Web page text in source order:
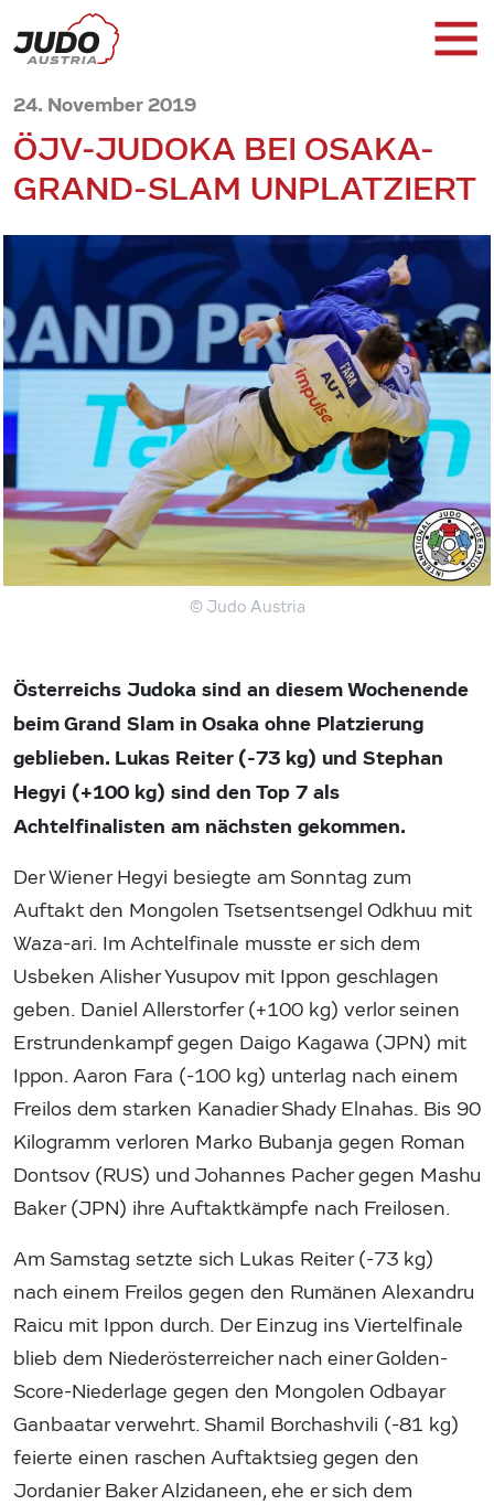
24. November 2019
ÖJV-JUDOKA BEI OSAKA-
GRAND-SLAM UNPLATZIERT
© Judo Austria
Österreichs Judoka sind an diesem Wochenende
beim Grand Slam in Osaka ohne Platzierung
geblieben. Lukas Reiter (-73 kg) und Stephan
Hegyi (+100 kg) sind den Top 7 als
Achtelfinalisten am nächsten gekommen.
Der Wiener Hegyi besiegte am Sonntag zum
Auftakt den Mongolen Tsetsentsengel Odkhuu mit
Waza-ari. Im Achtelfinale musste er sich dem
Usbeken Alisher Yusupov mit Ippon geschlagen
geben. Daniel Allerstorfer (+100 kg) verlor seinen
Erstrundenkampf gegen Daigo Kagawa (JPN) mit
Ippon. Aaron Fara (-100 kg) unterlag nach einem
Freilos dem starken Kanadier Shady Elnahas. Bis 90
Kilogramm verloren Marko Bubanja gegen Roman
Dontsov (RUS) und Johannes Pacher gegen Mashu
Baker (JPN) ihre Auftaktkämpfe nach Freilosen.
Am Samstag setzte sich Lukas Reiter (-73 kg)
nach einem Freilos gegen den Rumänen Alexandru
Raicu mit Ippon durch. Der Einzug ins Viertelfinale
blieb dem Niederösterreicher nach einer Golden-
Score-Niederlage gegen den Mongolen Odbayar
Ganbaatar verwehrt. Shamil Borchashvili (-81 kg)
feierte einen raschen Auftaktsieg gegen den
Jordanier Baker Alzidaneen, ehe er sich dem